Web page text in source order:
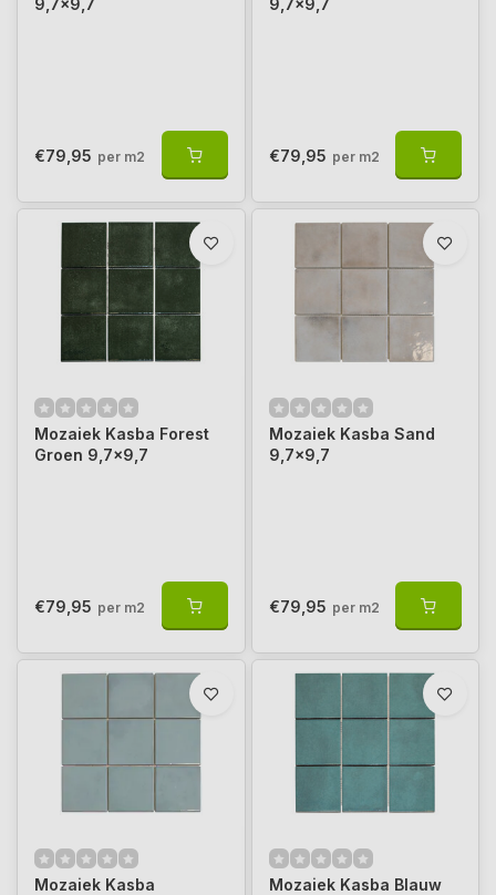
9,7x9,7
€79,95 per m2
9,7x9,7
€79,95 per m2
Mozaiek Kasba Forest
Groen 9,7x9,7
€79,95 per m2
Mozaiek Kasba Sand
9,7x9,7
€79,95 per m2
Mozaiek Kasba
Mozaiek Kasba Blauw